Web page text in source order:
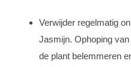
Verwijder regelmatig
Jasmijn. Ophoping
de plant belemmeren